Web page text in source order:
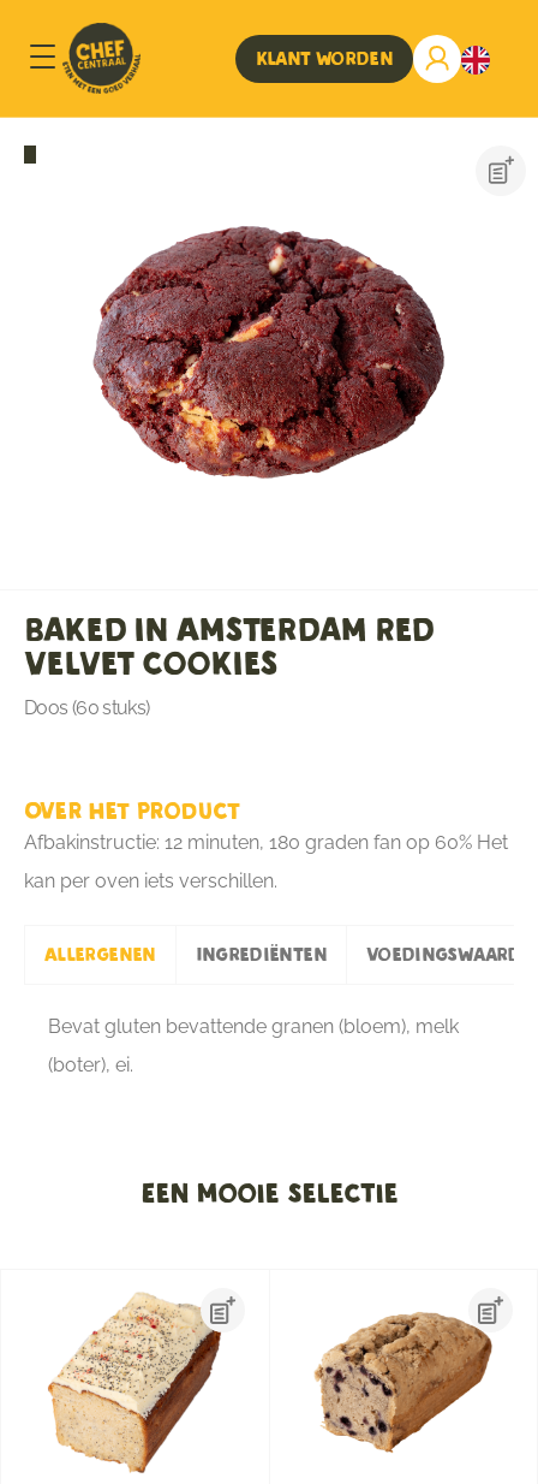
Klant worden
Baked in Amsterdam Red
Velvet cookies
Doos (60 stuks)
Over het product
Afbakinstructie: 12 minuten, 180 graden fan op 60% Het
kan per oven iets verschillen.
Allergenen Ingrediënten
Bevat gluten bevattende granen (bloem), melk
(boter), ei.
Een mooie selectie